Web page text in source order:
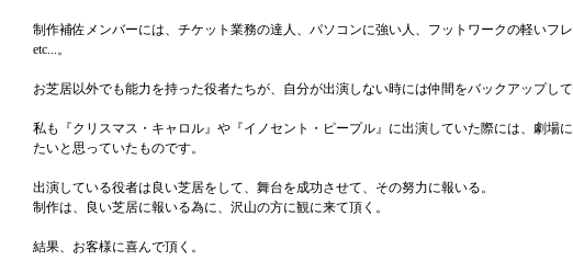
制作補佐メンバーには、チケット業務の達人、パソコンに強い人、フットワークの軽いフ
etc...。
お芝居以外でも能力を持った役者たちが、自分が出演しない時には仲間をバックアップし
私も『クリスマス・キャロル』や『イノセント・ピープル』に出演していた際には、劇場
たいと思っていたものです。
出演している役者は良い芝居をして、舞台を成功させて、その努力に報いる。
制作は、良い芝居に報いる為に、沢山の方に観に来て頂く。
結果、お客様に喜んで頂く。